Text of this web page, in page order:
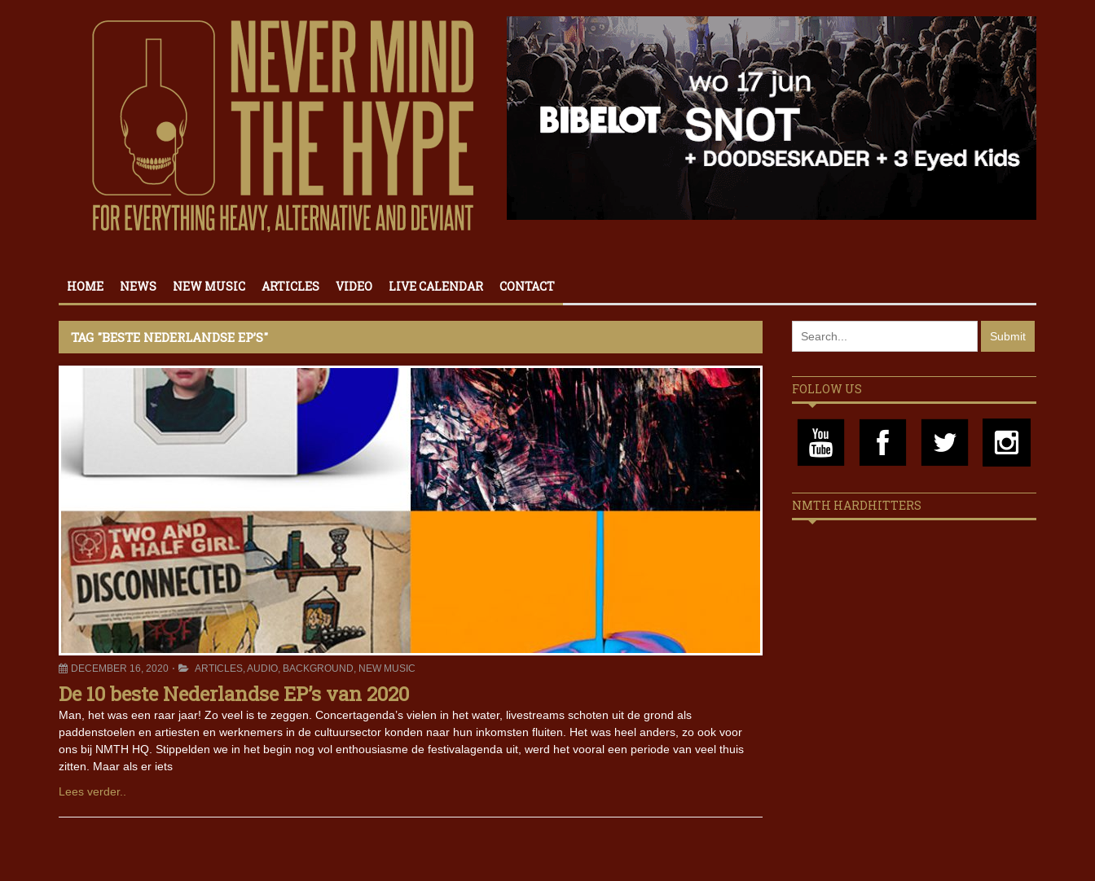
HOME NEWS NEW MUSIC ARTICLES VIDEO LIVE CALENDAR CONTACT
TAG "BESTE NEDERLANDSE EP’S"
DECEMBER 16, 2020 ARTICLES,AUDIO, BACKGROUND, NEW MUSIC
De 10 beste Nederlandse EP’s van 2020
Man, het was een raar jaar! Zo veel is te zeggen. Concertagenda’s vielen in het water, livestreams schoten uit de grond als
paddenstoelen en artiesten en werknemers in de cultuursector konden naar hun inkomsten fluiten. Het was heel anders, zo ook voor
ons bij NMTH HQ. Stippelden we in het begin nog vol enthousiasme de festivalagenda uit, werd het vooral een periode van veel thuis
zitten. Maar als er iets
Lees verder..
FOLLOW US
NMTH HARDHITTERS